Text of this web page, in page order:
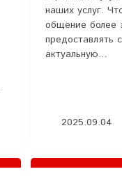
наших услуг.
общение
предоставлять
актуальную...
2025.09.04